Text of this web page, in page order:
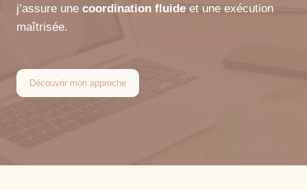
j’assure une coordination fluide et une exécution
maîtrisée.
Découvrir mon approche